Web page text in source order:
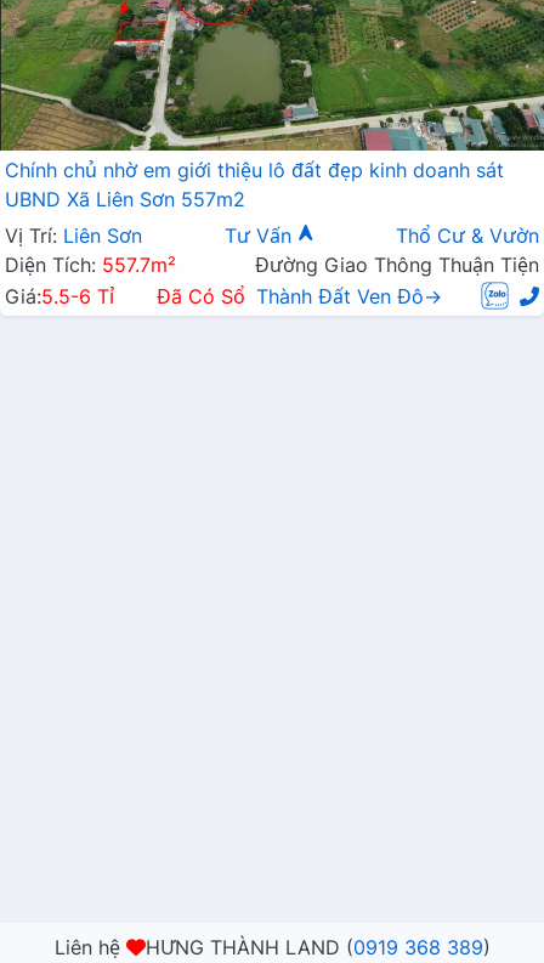
Chính chủ nhờ em giới thiệu lô đất đẹp kinh doanh sát
UBND Xã Liên Sơn 557m2
Vị Trí: Liên Sơn Tư Vấn
Thổ Cư & Vườn
Diện Tích: 557.7m²
Đường Giao Thông Thuận Tiện
Giá:5.5-6 Tỉ Đã Có Sổ Thành Đất Ven Đô→
Liên hệ HƯNG THÀNH LAND (0919 368 389)